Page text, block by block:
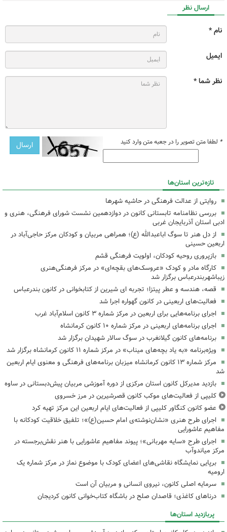
ارسال نظر
نام *
ایمیل
نظر شما *
* لطفا متن تصویر را در جعبه متن وارد کنید
تازه‌ترین استان‌ها
روایتی از عدالت فرهنگی در حاشیه شهرها
بررسی نظامنامه تابستانی کانون در دوازدهمین نشست شورای فرهنگی، هنری و
ادبی استان آذربایجان غربی
از دل هنر تا سوگ اباعبدالله (ع)؛ همراهی مربیان و کودکان مرکز حاجی‌آباد در
اربعین حسینی
بازپروری روحیه کودکان، اولویت فرهنگی قشم
کارگاه مادر و کودک «عروسک‌های بقچه‌ای» در مرکز فرهنگی‌هنری
زیباشهربندرعباس برگزار شد
قصه، هندسه و عطر پیتزا؛ تجربه ای شیرین از کتابخوانی در کانون بندرعباس
فعالیت‌های اربعینی در کانون گهواره اجرا شد
اجرای برنامه‌هایی برای اربعین در مرکز شماره ۳ کانون اسلام‌آباد غرب
اجرای برنامه‌های اربعینی در مرکز شماره ۱۰ کانون کرمانشاه
برنامه‌های کانون گیلانغرب در سوگ سالار شهیدان برگزار شد
ویژه‌برنامه «به یاد بچه‌های میناب» در مرکز شماره ۱۱ کانون کرمانشاه برگزار شد
مرکز شماره ۱۳ کانون کرمانشاه میزبان برنامه‌های فرهنگی و معنوی ایام اربعین
شد
بازدید مدیرکل کانون استان مرکزی از دوره آموزشی مربیان پیش‌دبستانی در ساوه
کلیپی از فعالیت‌های موکب کانون قصرشیرین در مرز خسروی
عضو کانون کنگاور کلیپی از فعالیت‌های ایام اربعین این مرکز تهیه کرد
اجرای طرح هنری «نشان‌نوشته‌ی امام حسین(ع)»؛ تلفیق خلاقیت کودکانه با
مفاهیم عاشورایی
اجرای طرح «سایه مهربانی»؛ پیوند مفاهیم عاشورایی با هنر نقش‌برجسته در
مرکز میاندوآب
برپایی نمایشگاه نقاشی‌های اعضای کودک با موضوع نماز در مرکز شماره یک
ارومیه
سرمایه اصلی کانون، نیروی انسانی و مربیان آن است
درناهای کاغذی؛ قاصدان صلح در باشگاه کتاب‌خوانی کانون کردیجان
پربازدید استان‌ها